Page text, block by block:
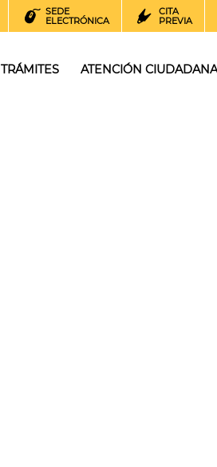
SEDE
ELECTRÓNICA
CITA
PREVIA
TRÁMITES ATENCIÓN